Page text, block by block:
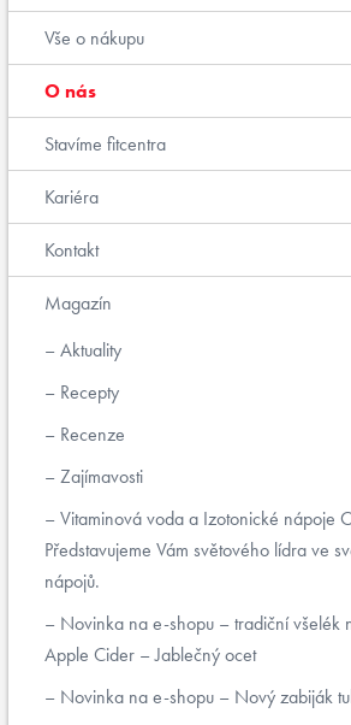
Vše o nákupu
O nás
Stavíme fitcentra
Kariéra
Kontakt
Magazín
Aktuality
Recepty
Recenze
Zajímavosti
Vitaminová voda a Izotonické nápoje
Představujeme Vám světového lídra ve
nápojů.
Novinka na e-shopu – tradiční všelék
Apple Cider – Jablečný ocet
Novinka na e-shopu – Nový zabiják